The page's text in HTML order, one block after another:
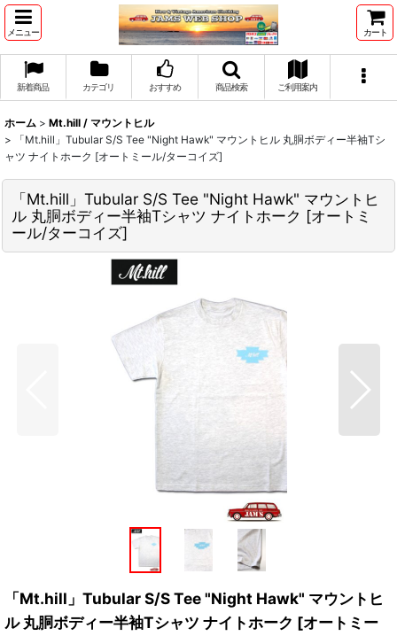
メニュー カート
新着商品 カテゴリ おすすめ 商品検索 ご利用案内
ホーム > Mt.hill / マウントヒル
>
「Mt.hill」Tubular S/S Tee "Night Hawk" マウントヒル 丸胴ボディー半袖Tシ
ャツ ナイトホーク [オートミール/ターコイズ]
「Mt.hill」Tubular S/S Tee "Night Hawk" マウントヒ
ル 丸胴ボディー半袖Tシャツ ナイトホーク [オートミ
ール/ターコイズ]
「Mt.hill」Tubular S/S Tee "Night Hawk" マウントヒ
ル 丸胴ボディー半袖Tシャツ ナイトホーク [オートミー